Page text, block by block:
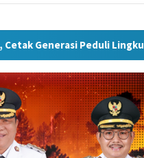
Pemkot Palembang Gelar